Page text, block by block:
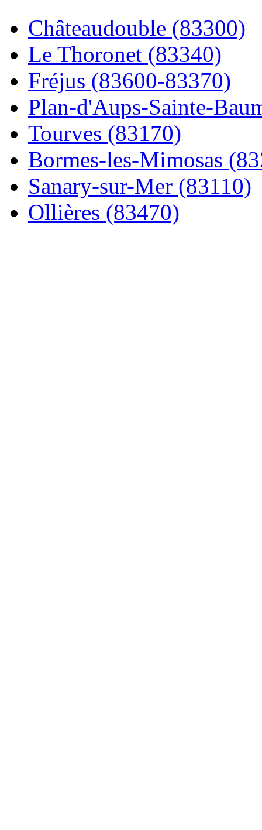
Châteaudouble (83300)
Le Thoronet (83340)
Fréjus (83600-83370)
Plan-d'Aups-Sainte-
Tourves (83170)
Bormes-les-Mimosas
Sanary-sur-Mer (83110)
Ollières (83470)